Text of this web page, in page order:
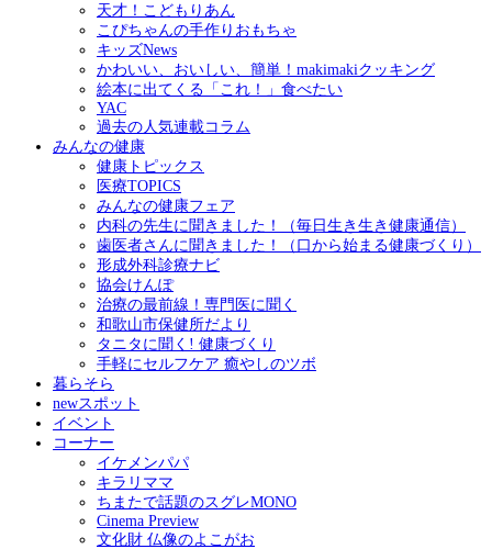
天才！こどもりあん
こぴちゃんの手作りおもちゃ
キッズNews
かわいい、おいしい、簡単！makimakiクッキング
絵本に出てくる「これ！」食べたい
YAC
過去の人気連載コラム
みんなの健康
健康トピックス
医療TOPICS
みんなの健康フェア
内科の先生に聞きました！（毎日生き生き健康通信）
歯医者さんに聞きました！（口から始まる健康づくり）
形成外科診療ナビ
協会けんぽ
治療の最前線！専門医に聞く
和歌山市保健所だより
タニタに聞く! 健康づくり
手軽にセルフケア 癒やしのツボ
暮らそら
newスポット
イベント
コーナー
イケメンパパ
キラリママ
ちまたで話題のスグレMONO
Cinema Preview
文化財 仏像のよこがお